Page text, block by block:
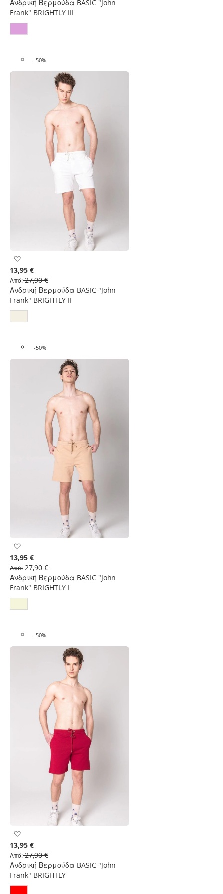
Ανδρική Βερμούδα BASIC "John
Frank" BRIGHTLY III
-50%
στη
Λίστα
Επιθυμιών
Ανδρική Βερμούδα BASIC "John
Frank" BRIGHTLY II
13,95 €
Από 27,90 €
-50%
στη
Λίστα
Επιθυμιών
Ανδρική Βερμούδα BASIC "John
Frank" BRIGHTLY I
13,95 €
Από 27,90 €
-50%
στη
Λίστα
Επιθυμιών
Ανδρική Βερμούδα BASIC "John
Frank" BRIGHTLY
13,95 €
Από 27,90 €